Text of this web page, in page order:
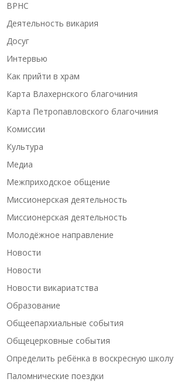
ВРНС
Деятельность викария
Досуг
Интервью
Как прийти в храм
Карта Влахернского благочиния
Карта Петропавловского благочиния
Комиссии
Культура
Медиа
Межприходское общение
Миссионерская деятельность
Миссионерская деятельность
Молодёжное направление
Новости
Новости
Новости викариатства
Образование
Общеепархиальные события
Общецерковные события
Определить ребёнка в воскресную школу
Паломнические поездки